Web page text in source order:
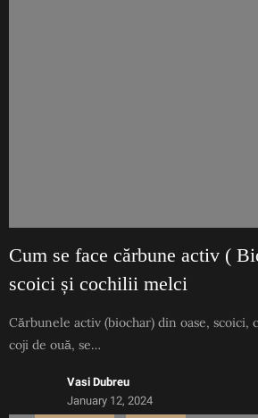
Cum se face cărbune activ (
scoici și cochilii melci
Cărbunele activ (biochar) din oase, scoici,
coji de ouă, se…
Vasi Dubreu
January 12, 2024